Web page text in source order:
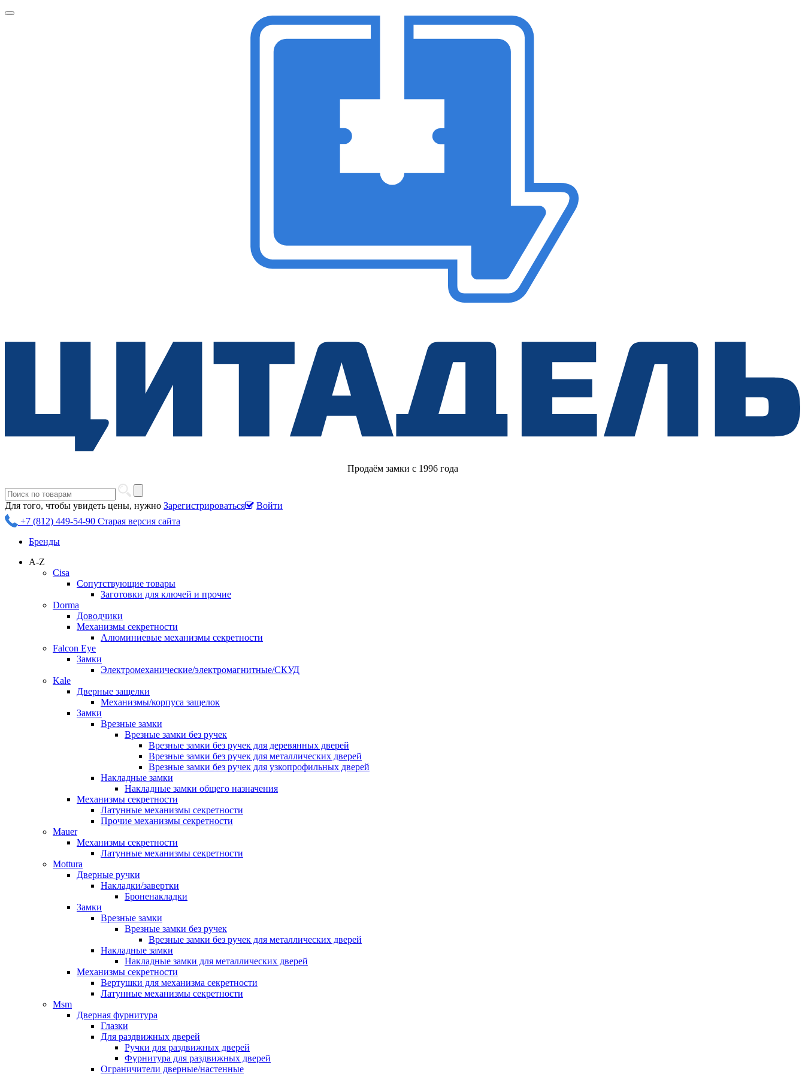
Продаём замки с 1996 года
Для того, чтобы увидеть цены, нужно Зарегистрироваться
Войти
+7 (812) 449-54-90 Старая версия сайта
Бренды
A-Z
Cisa
Сопутствующие товары
Заготовки для ключей и прочие
Dorma
Доводчики
Механизмы секретности
Алюминиевые механизмы секретности
Falcon Eye
Замки
Электромеханические/электромагнитные/СКУД
Kale
Дверные защелки
Механизмы/корпуса защелок
Замки
Врезные замки
Врезные замки без ручек
Врезные замки без ручек для деревянных дверей
Врезные замки без ручек для металлических дверей
Врезные замки без ручек для узкопрофильных дверей
Накладные замки
Накладные замки общего назначения
Механизмы секретности
Латунные механизмы секретности
Прочие механизмы секретности
Mauer
Механизмы секретности
Латунные механизмы секретности
Mottura
Дверные ручки
Накладки/завертки
Броненакладки
Замки
Врезные замки
Врезные замки без ручек
Врезные замки без ручек для металлических дверей
Накладные замки
Накладные замки для металлических дверей
Механизмы секретности
Вертушки для механизма секретности
Латунные механизмы секретности
Msm
Дверная фурнитура
Глазки
Для раздвижных дверей
Ручки для раздвижных дверей
Фурнитура для раздвижных дверей
Ограничители дверные/настенные